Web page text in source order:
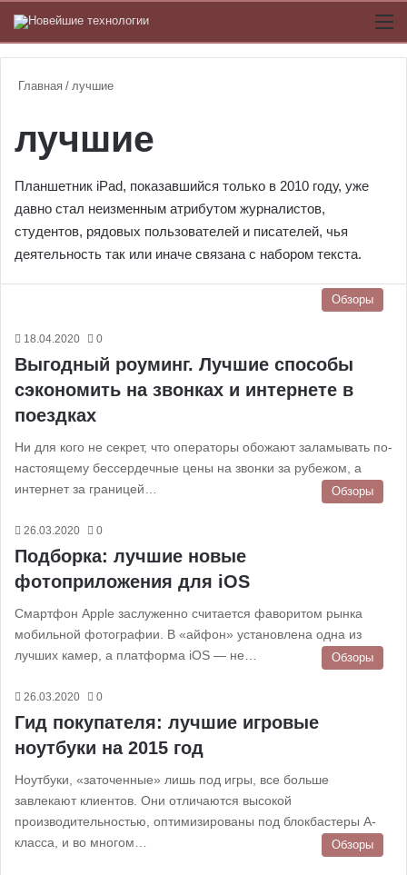
Главная / лучшие
лучшие
Планшетник iPad, показавшийся только в 2010 году, уже
давно стал неизменным атрибутом журналистов,
студентов, рядовых пользователей и писателей, чья
деятельность так или иначе связана с набором текста.
Обзоры
18.04.2020 0
Выгодный роуминг. Лучшие способы
сэкономить на звонках и интернете в
поездках
Ни для кого не секрет, что операторы обожают заламывать по-
настоящему бессердечные цены на звонки за рубежом, а
интернет за границей…
Обзоры
26.03.2020 0
Подборка: лучшие новые
фотоприложения для iOS
Смартфон Apple заслуженно считается фаворитом рынка
мобильной фотографии. В «айфон» установлена одна из
лучших камер, а платформа iOS — не…
Обзоры
26.03.2020 0
Гид покупателя: лучшие игровые
ноутбуки на 2015 год
Ноутбуки, «заточенные» лишь под игры, все больше
завлекают клиентов. Они отличаются высокой
производительностью, оптимизированы под блокбастеры A-
класса, и во многом…
Обзоры